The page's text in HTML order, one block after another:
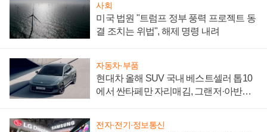
사회
미국 법원 "트럼프 정부 풍력 프로젝트 동
결 조치는 위법", 해제 명령 내려
자동차·부품
현대차 올해 SUV 국내 베스트셀러 톱10
에서 싼타페만 자리매김, 그랜저·아반떼
전자·전기·정보통신